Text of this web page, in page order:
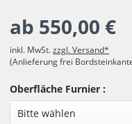
ab 550,00 €
inkl. MwSt.zzgl. Versand*
(Anlieferung frei
Oberfläche Furnier :